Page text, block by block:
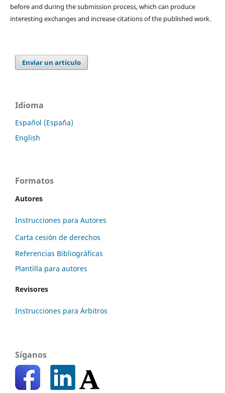
before and during the submission process, which can produce
interesting exchanges and increase citations of the published work.
Enviar un artículo
Idioma
Español (España)
English
Formatos
Autores
Instrucciones para Autores
Carta cesión de derechos
Referencias Bibliográficas
Plantilla para autores
Revisores
Instrucciones para Árbitros
Síganos